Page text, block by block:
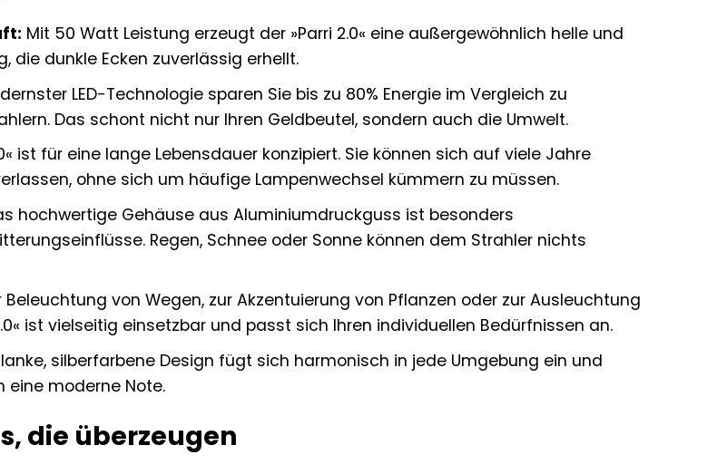
Mit 50 Watt Leistung erzeugt der »Parri 2.0« eine außergewöhnlich helle und
die dunkle Ecken zuverlässig erhellt.
LED-Technologie sparen Sie bis zu 80% Energie im Vergleich zu
Das schont nicht nur Ihren Geldbeutel, sondern auch die Umwelt.
ist für eine lange Lebensdauer konzipiert. Sie können sich auf viele Jahre
ohne sich um häufige Lampenwechsel kümmern zu müssen.
hochwertige Gehäuse aus Aluminiumdruckguss ist besonders
Regen, Schnee oder Sonne können dem Strahler nichts
Beleuchtung von Wegen, zur Akzentuierung von Pflanzen oder zur Ausleuchtung
ist vielseitig einsetzbar und passt sich Ihren individuellen Bedürfnissen an.
silberfarbene Design fügt sich harmonisch in jede Umgebung ein und
eine moderne Note.
die überzeugen